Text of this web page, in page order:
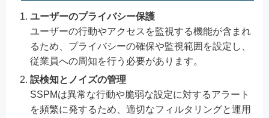
ユーザーのプライバシー保護
ユーザーの行動やアクセスを監視する機能が含まれ
るため、プライバシーの確保や監視範囲を設定し、
従業員への周知を行う必要があります。
誤検知とノイズの管理
SSPMは異常な行動や脆弱な設定に対するアラート
を頻繁に発するため、適切なフィルタリングと運用